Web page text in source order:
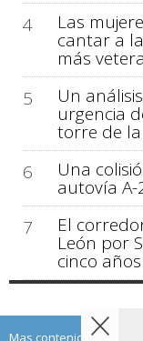
4
Las
cantar a
más
5
Un
urgencia
torre de la
6
Una
autovía
7
El
León por
cinco
Mas contenido de